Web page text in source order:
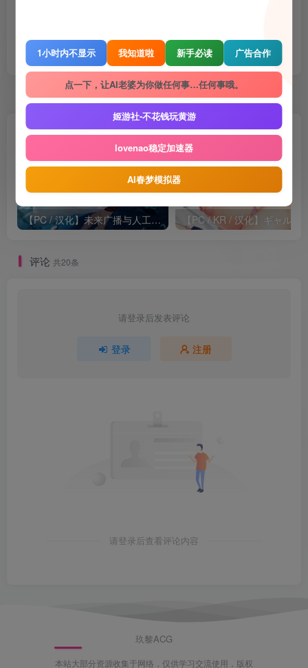
点赞 765 赞赏 收藏1
随机推荐
【PC / 汉化】未来广播与人工鸽 / 天結いキャッスルマイスター
评论 共20条
请登录后发表评论
登录 注册
请登录后查看评论内容
玖黎ACG
本站大部分资源收集于网络，仅供学习交流使用，版权
1小时内不显示 我知道啦 新手必读 广告合作
点一下，让AI老婆为你做任何事…任何事哦。
姬游社-不花钱玩黄游
lovenao稳定加速器
AI春梦模拟器